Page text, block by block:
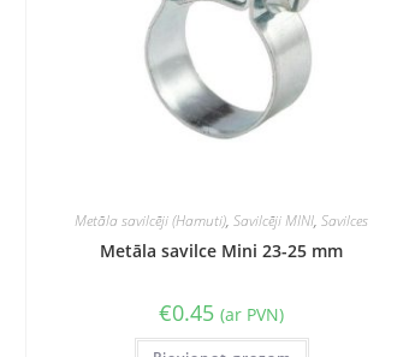
Metāla savilcēji (Hamuti),Savilcēji MINI,Savilces
Metāla savilce Mini 23-25 mm
€0.45 (ar PVN)